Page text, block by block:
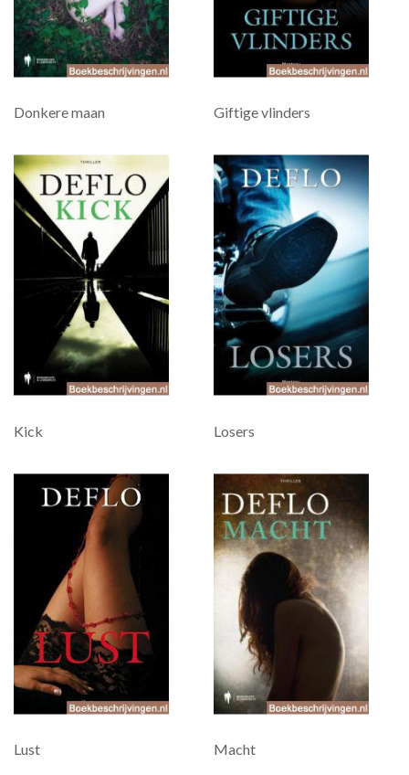
Donkere maan Giftige vlinders
Kick Losers
Lust Macht